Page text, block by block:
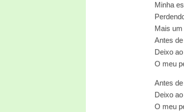
Minha
Mais
Antes
Deixo
O meu
Antes
Deixo
O meu